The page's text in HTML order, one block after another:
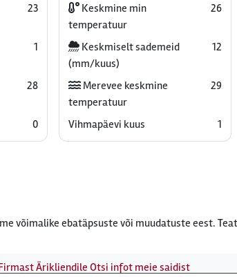
23
1
28
0
Keskmine min
temperatuur
26
Keskmiselt sademeid
(mm/kuus)
12
Merevee keskmine
temperatuur
29
Vihmapäevi kuus 1
võimalike ebatäpsuste või muudatuste eest.
Ärikliendile Otsi infot meie saidist